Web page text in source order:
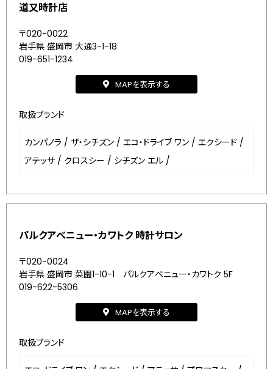
道又時計店
〒020-0022
岩手県 盛岡市 大通3-1-18
019-651-1234
MAPを表示する
取扱ブランド
カンパノラ / ザ・シチズン / エコ・ドライブ ワン / エクシード /
アテッサ / クロスシー / シチズン エル /
パルクアベニュー・カワトク 時計サロン
〒020-0024
岩手県 盛岡市 菜園1-10-1 パルクアベニュー・カワトク 5F
019-622-5306
MAPを表示する
取扱ブランド